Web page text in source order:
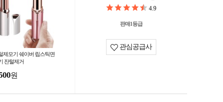
제모기 쉐이버 립스틱면
잔털제거
원
4.9
판매1등급
관심공급사